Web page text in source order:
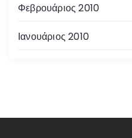
Φεβρουάριος 2010
Ιανουάριος 2010